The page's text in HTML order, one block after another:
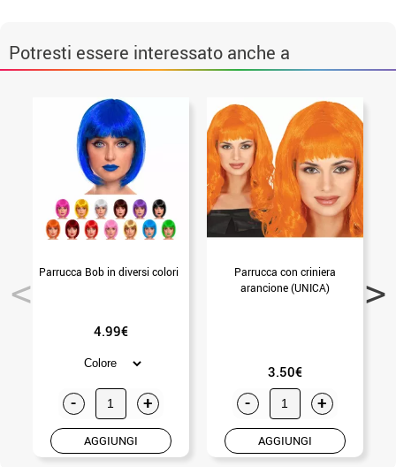
Potresti essere interessato anche a
Parrucca Bob in diversi colori
4.99€
- +
AGGIUNGI
Parrucca con criniera
arancione (UNICA)
3.50€
- +
AGGIUNGI